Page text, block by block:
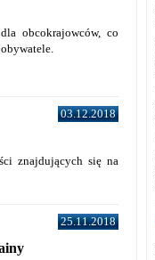
obcokrajowców, co
03.12.2018
znajdujących się na
25.11.2018